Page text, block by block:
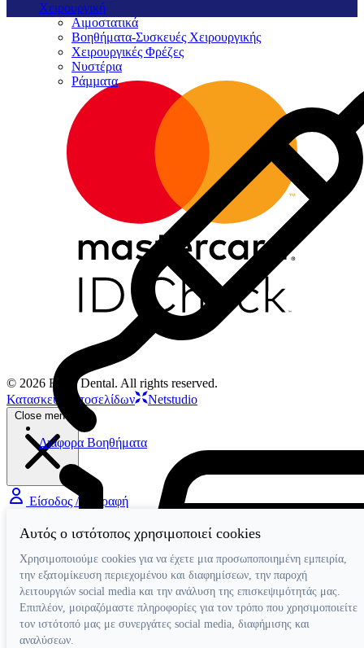
Χειρουργική
Αιμοστατικά
Βοηθήματα-Συσκευές Χειρουργικής
Χειρουργικές Φρέζες
Νυστέρια
Ράµµατα
Διάφορα Βοηθήματα
© 2026 Filios Dental. All rights reserved.
Κατασκευή ιστοσελίδων
Netstudio
Close menu
Είσοδος / Εγγραφή
Αυτός ο ιστότοπος χρησιμοποιεί cookies
Χρησιμοποιούμε cookies για να έχετε μια προσωποποιημένη εμπειρία,
την εξατομίκευση περιεχομένου και διαφημίσεων, την παροχή
λειτουργιών social media και την ανάλυση της επισκεψιμότητάς μας.
Επιπλέον, μοιραζόμαστε πληροφορίες για τον τρόπο που χρησιμοποιείτε
τον ιστότοπό μας με συνεργάτες social media, διαφήμισης και
αναλύσεων.